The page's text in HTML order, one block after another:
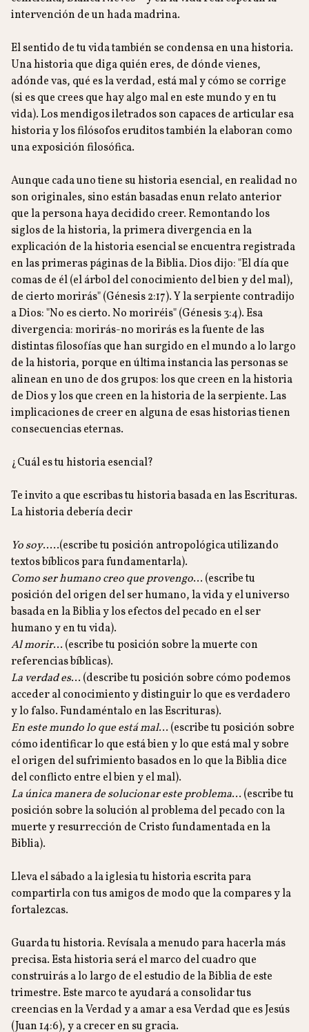
intervención de un hada madrina.
El sentido de tu vida también se condensa en una historia.
Una historia que diga quién eres, de dónde vienes,
adónde vas, qué es la verdad, está mal y cómo se corrige
(si es que crees que hay algo mal en este mundo y en tu
vida). Los mendigos iletrados son capaces de articular esa
historia y los filósofos eruditos también la elaboran como
una exposición filosófica.
Aunque cada uno tiene su historia esencial, en realidad no
son originales, sino están basadas enun relato anterior
que la persona haya decidido creer. Remontando los
siglos de la historia, la primera divergencia en la
explicación de la historia esencial se encuentra registrada
en las primeras páginas de la Biblia. Dios dijo: "El día que
comas de él (el árbol del conocimiento del bien y del mal),
de cierto morirás" (Génesis 2:17). Y la serpiente contradijo
a Dios: "No es cierto. No moriréis" (Génesis 3:4). Esa
divergencia: morirás-no morirás es la fuente de las
distintas filosofías que han surgido en el mundo a lo largo
de la historia, porque en última instancia las personas se
alinean en uno de dos grupos: los que creen en la historia
de Dios y los que creen en la historia de la serpiente. Las
implicaciones de creer en alguna de esas historias tienen
consecuencias eternas.
¿Cuál es tu historia esencial?
Te invito a que escribas tu historia basada en las Escrituras.
La historia debería decir
Yo soy…..(escribe tu posición antropológica utilizando
textos bíblicos para fundamentarla).
Como ser humano creo que provengo… (escribe tu
posición del origen del ser humano, la vida y el universo
basada en la Biblia y los efectos del pecado en el ser
humano y en tu vida).
Al morir… (escribe tu posición sobre la muerte con
referencias bíblicas).
La verdad es… (describe tu posición sobre cómo podemos
acceder al conocimiento y distinguir lo que es verdadero
y lo falso. Fundaméntalo en las Escrituras).
En este mundo lo que está mal… (escribe tu posición sobre
cómo identificar lo que está bien y lo que está mal y sobre
el origen del sufrimiento basados en lo que la Biblia dice
del conflicto entre el bien y el mal).
La única manera de solucionar este problema… (escribe tu
posición sobre la solución al problema del pecado con la
muerte y resurrección de Cristo fundamentada en la
Biblia).
Lleva el sábado a la iglesia tu historia escrita para
compartirla con tus amigos de modo que la compares y la
fortalezcas.
Guarda tu historia. Revísala a menudo para hacerla más
precisa. Esta historia será el marco del cuadro que
construirás a lo largo de el estudio de la Biblia de este
trimestre. Este marco te ayudará a consolidar tus
creencias en la Verdad y a amar a esa Verdad que es Jesús
(Juan 14:6), y a crecer en su gracia.